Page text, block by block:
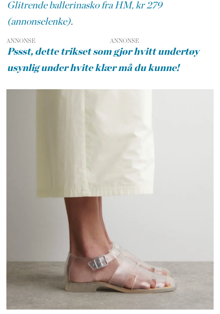
Glitrende ballerinasko fra HM, kr 279
(annonselenke).
ANNONSE
Pssst, dette trikset som gjør hvitt undertøy
usynlig under hvite klær må du kunne!